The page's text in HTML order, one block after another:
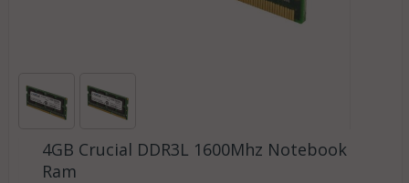
4GB Crucial DDR3L 1600Mhz Notebook
Ram